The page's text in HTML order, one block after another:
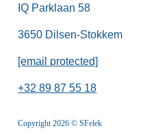
IQ Parklaan 58
3650 Dilsen-Stokkem
[email protected]
+32 89 87 55 18
Copyright 2026 © SFelek